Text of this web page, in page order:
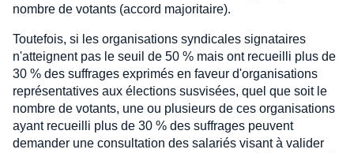
nombre de votants (accord majoritaire).
Toutefois, si les organisations syndicales signataires
n'atteignent pas le seuil de 50 % mais ont recueilli plus de
30 % des suffrages exprimés en faveur d'organisations
représentatives aux élections susvisées, quel que soit le
nombre de votants, une ou plusieurs de ces organisations
ayant recueilli plus de 30 % des suffrages peuvent
demander une consultation des salariés visant à valider